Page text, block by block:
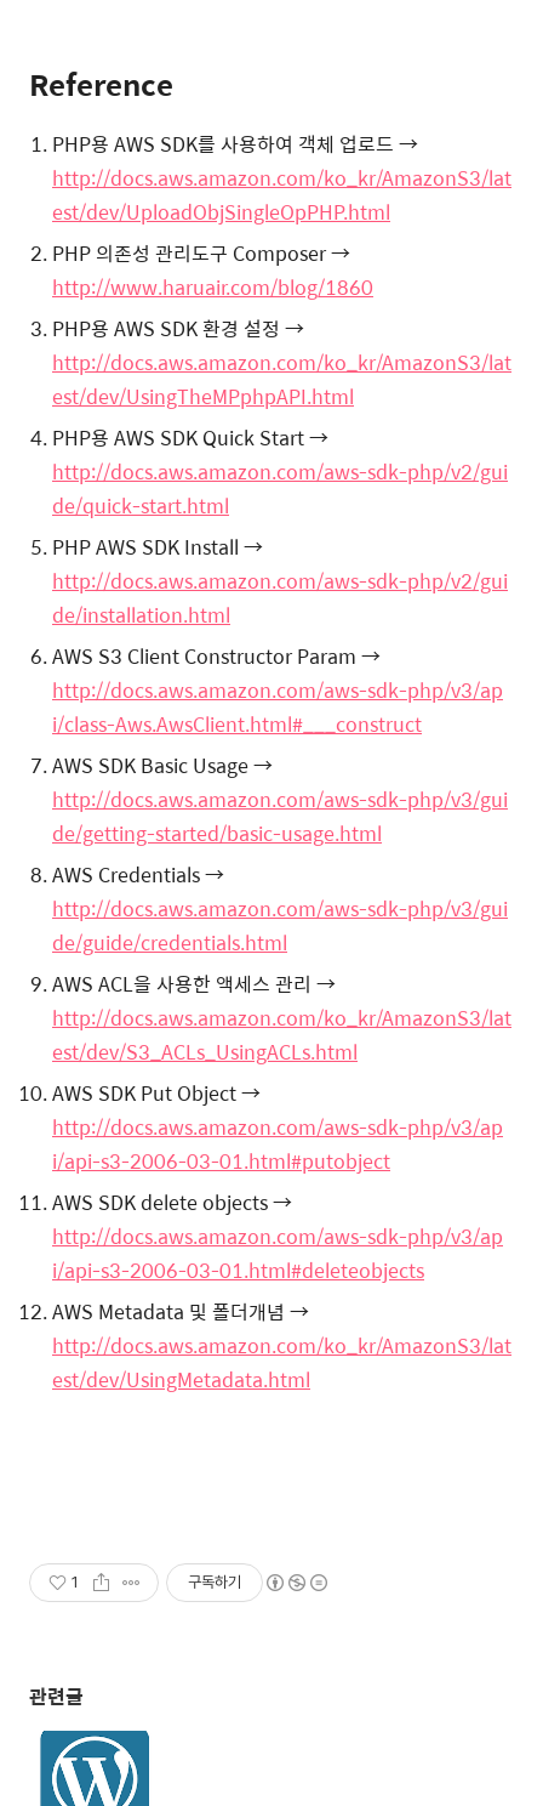
Reference
PHP용 AWS SDK를 사용하여 객체 업로드 →
http://docs.aws.amazon.com/ko_kr/AmazonS3/lat
est/dev/UploadObjSingleOpPHP.html
PHP 의존성 관리도구 Composer →
http://www.haruair.com/blog/1860
PHP용 AWS SDK 환경 설정 →
http://docs.aws.amazon.com/ko_kr/AmazonS3/lat
est/dev/UsingTheMPphpAPI.html
PHP용 AWS SDK Quick Start →
http://docs.aws.amazon.com/aws-sdk-php/v2/gui
de/quick-start.html
PHP AWS SDK Install →
http://docs.aws.amazon.com/aws-sdk-php/v2/gui
de/installation.html
AWS S3 Client Constructor Param →
http://docs.aws.amazon.com/aws-sdk-php/v3/ap
i/class-Aws.AwsClient.html#___construct
AWS SDK Basic Usage →
http://docs.aws.amazon.com/aws-sdk-php/v3/gui
de/getting-started/basic-usage.html
AWS Credentials →
http://docs.aws.amazon.com/aws-sdk-php/v3/gui
de/guide/credentials.html
AWS ACL을 사용한 액세스 관리 →
http://docs.aws.amazon.com/ko_kr/AmazonS3/lat
est/dev/S3_ACLs_UsingACLs.html
AWS SDK Put Object →
http://docs.aws.amazon.com/aws-sdk-php/v3/ap
i/api-s3-2006-03-01.html#putobject
AWS SDK delete objects →
http://docs.aws.amazon.com/aws-sdk-php/v3/ap
i/api-s3-2006-03-01.html#deleteobjects
AWS Metadata 및 폴더개념 →
http://docs.aws.amazon.com/ko_kr/AmazonS3/lat
est/dev/UsingMetadata.html
1 구독하기
관련글